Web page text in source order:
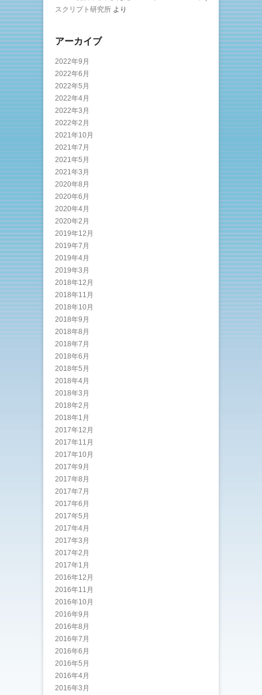
スクリプト研究所 より
アーカイブ
2022年9月
2022年6月
2022年5月
2022年4月
2022年3月
2022年2月
2021年10月
2021年7月
2021年5月
2021年3月
2020年8月
2020年6月
2020年4月
2020年2月
2019年12月
2019年7月
2019年4月
2019年3月
2018年12月
2018年11月
2018年10月
2018年9月
2018年8月
2018年7月
2018年6月
2018年5月
2018年4月
2018年3月
2018年2月
2018年1月
2017年12月
2017年11月
2017年10月
2017年9月
2017年8月
2017年7月
2017年6月
2017年5月
2017年4月
2017年3月
2017年2月
2017年1月
2016年12月
2016年11月
2016年10月
2016年9月
2016年8月
2016年7月
2016年6月
2016年5月
2016年4月
2016年3月